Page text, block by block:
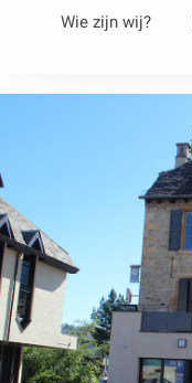
Wie zijn wij?